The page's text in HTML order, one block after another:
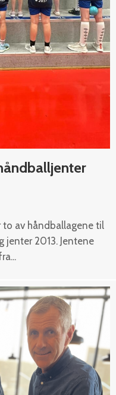
av håndballagene til
2013. Jentene